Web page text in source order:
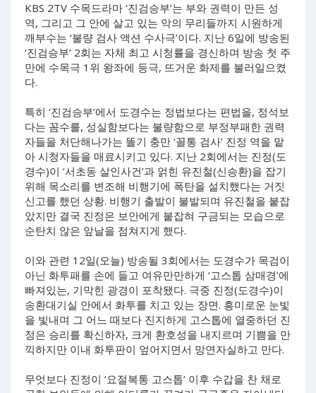
KBS 2TV 수목드라마 ‘진검승부’는 부와 권력이 만든 성
역, 그리고 그 안에 살고 있는 악의 무리들까지 시원하게
깨부수는 ‘불량 검사 액션 수사극’이다. 지난 6일에 방송된
‘진검승부’ 2회는 자체 최고 시청률을 경신하며 방송 첫 주
만에 수목극 1위 왕좌에 등극, 뜨거운 화제를 불러일으켰
다.
특히 ‘진검승부’에서 도경수는 정법보다는 편법을, 정석보
다는 꼼수를, 성실함보다는 불량함으로 부정부패한 권력
자들을 처단해나가는 똘기 충만 ‘꼴통 검사’ 진정 역을 맡
아 시청자들을 매료시키고 있다. 지난 2회에서는 진정(도
경수)이 ‘서초동 살인사건’과 얽힌 유진철(신승환)을 잡기
위해 목소리를 변조해 비행기에 폭탄을 설치했다는 거짓
신고를 했던 상황. 비행기 출발이 불발되며 유진철을 붙잡
았지만 결국 진정은 보안에게 붙잡혀 구금되는 모습으로
순탄치 않은 앞날을 점쳐지게 했다.
이와 관련 12일(오늘) 방송될 3회에서는 도경수가 목검이
아닌 화투패를 손에 들고 여유만만하게 ‘고스톱 삼매경’에
빠져있는, 기막힌 광경이 포착됐다. 극중 진정(도경수)이
송환대기실 안에서 화투를 치고 있는 장면. 흥미로운 눈빛
을 빛내며 그 어느 때보다 진지하게 고스톱에 열중하던 진
정은 승리를 확신하자, 크게 환호성을 내지르며 기쁨을 만
끽하지만 이내 화투판이 엎어지면서 망연자실하고 만다.
무엇보다 진정이 ‘요절복통 고스톱’ 이후 수갑을 찬 채로